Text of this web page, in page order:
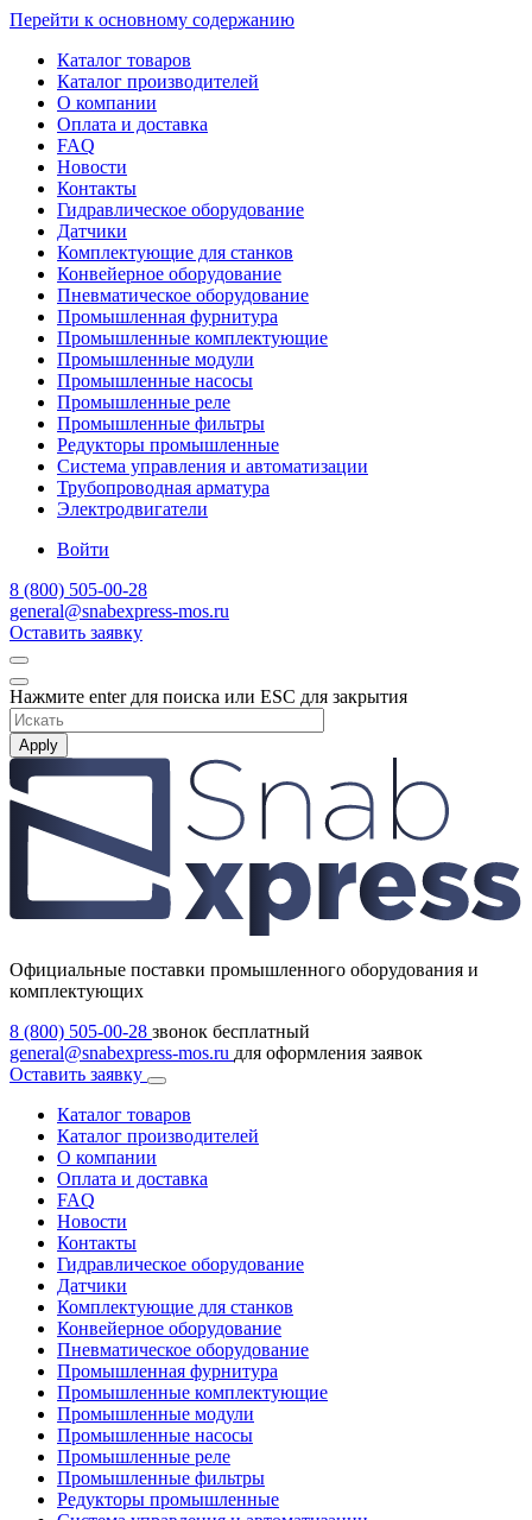
Перейти к основному содержанию
Каталог товаров
Каталог производителей
О компании
Оплата и доставка
FAQ
Новости
Контакты
Гидравлическое оборудование
Датчики
Комплектующие для станков
Конвейерное оборудование
Пневматическое оборудование
Промышленная фурнитура
Промышленные комплектующие
Промышленные модули
Промышленные насосы
Промышленные реле
Промышленные фильтры
Редукторы промышленные
Система управления и автоматизации
Трубопроводная арматура
Электродвигатели
Войти
8 (800) 505-00-28
general@snabexpress-mos.ru
Оставить заявку
Нажмите enter для поиска или ESC для закрытия
Apply
Официальные поставки промышленного оборудования и
комплектующих
8 (800) 505-00-28 звонок бесплатный
general@snabexpress-mos.ru для оформления заявок
Оставить заявку
Каталог товаров
Каталог производителей
О компании
Оплата и доставка
FAQ
Новости
Контакты
Гидравлическое оборудование
Датчики
Комплектующие для станков
Конвейерное оборудование
Пневматическое оборудование
Промышленная фурнитура
Промышленные комплектующие
Промышленные модули
Промышленные насосы
Промышленные реле
Промышленные фильтры
Редукторы промышленные